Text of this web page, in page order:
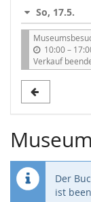
So, 17.5.
10:00–b
i
s
Verkauf
Der
ist